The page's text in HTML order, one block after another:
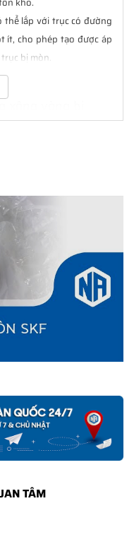
thể lắp với trục có đường
ít, cho phép tạo được áp
bị mòn.
xông
sản phẩm SKF chính
info@ngocanh.com
9 Mỗ Lao, Hà Đông, Hà
TÂM